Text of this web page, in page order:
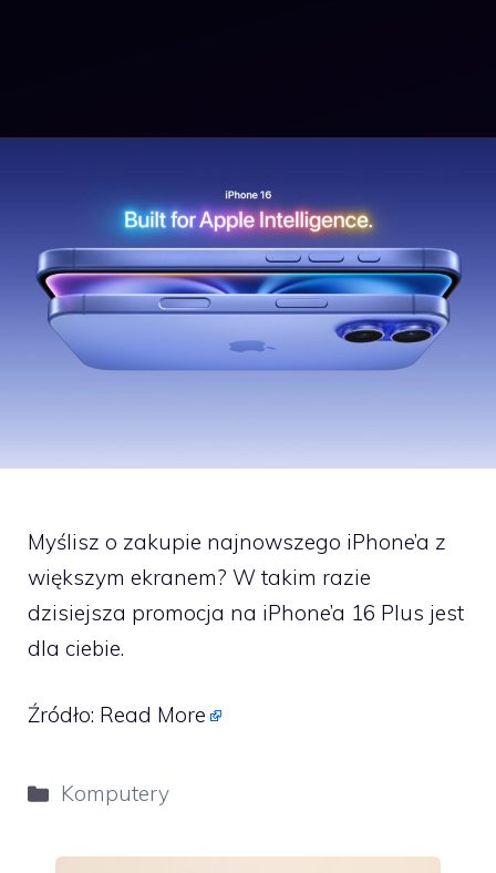
Myślisz o zakupie najnowszego iPhone’a z
większym ekranem? W takim razie
dzisiejsza promocja na iPhone’a 16 Plus jest
dla ciebie.
Źródło: Read More
Kategorie
Komputery